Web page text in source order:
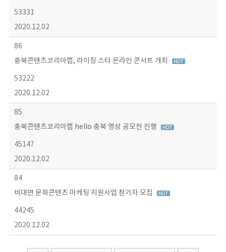
53331
2020.12.02
86
충북콘텐츠코리아랩, 라이징 스타 온라인 콘서트 개최
53222
2020.12.02
85
충북콘텐츠코리아랩 hello 충북 영상 공모전 진행
45147
2020.12.02
84
비대면 문화콘텐츠 마케팅 지원사업 참가자 모집
44245
2020.12.02